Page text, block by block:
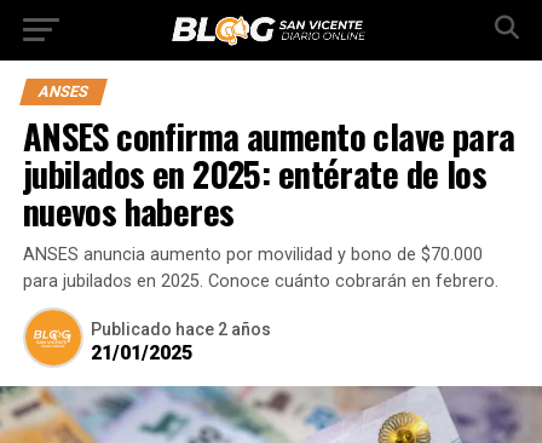
ANSES
ANSES confirma aumento clave para
jubilados en 2025: entérate de los
nuevos haberes
ANSES anuncia aumento por movilidad y bono de $70.000
para jubilados en 2025. Conoce cuánto cobrarán en febrero.
Publicado hace 2 años
21/01/2025